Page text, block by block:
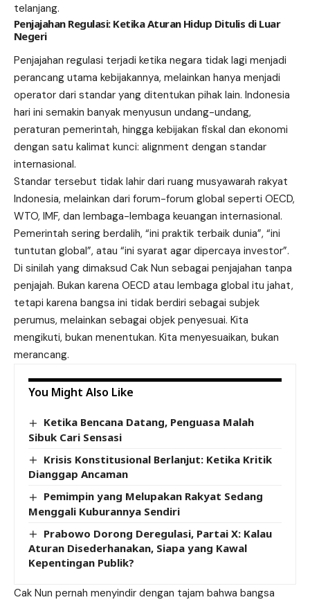
telanjang.
Penjajahan Regulasi: Ketika Aturan Hidup Ditulis di Luar
Negeri
Penjajahan regulasi terjadi ketika negara tidak lagi menjadi
perancang utama kebijakannya, melainkan hanya menjadi
operator dari standar yang ditentukan pihak lain. Indonesia
hari ini semakin banyak menyusun undang-undang,
peraturan pemerintah, hingga kebijakan fiskal dan ekonomi
dengan satu kalimat kunci: alignment dengan standar
internasional.
Standar tersebut tidak lahir dari ruang musyawarah rakyat
Indonesia, melainkan dari forum-forum global seperti OECD,
WTO, IMF, dan lembaga-lembaga keuangan internasional.
Pemerintah sering berdalih, “ini praktik terbaik dunia”, “ini
tuntutan global”, atau “ini syarat agar dipercaya investor”.
Di sinilah yang dimaksud Cak Nun sebagai penjajahan tanpa
penjajah. Bukan karena OECD atau lembaga global itu jahat,
tetapi karena bangsa ini tidak berdiri sebagai subjek
perumus, melainkan sebagai objek penyesuai. Kita
mengikuti, bukan menentukan. Kita menyesuaikan, bukan
merancang.
You Might Also Like
Ketika Bencana Datang, Penguasa Malah
Sibuk Cari Sensasi
Krisis Konstitusional Berlanjut: Ketika Kritik
Dianggap Ancaman
Pemimpin yang Melupakan Rakyat Sedang
Menggali Kuburannya Sendiri
Prabowo Dorong Deregulasi, Partai X: Kalau
Aturan Disederhanakan, Siapa yang Kawal
Kepentingan Publik?
Cak Nun pernah menyindir dengan tajam bahwa bangsa